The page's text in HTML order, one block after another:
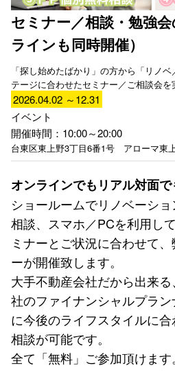
セミナー／相談・勉強
ラインも同時開催）
「探し始めたばかり」の方から「リノ
テージに合わせたセミナー／ご相談会を
2026.04.02 ～12.31
イベント
開催時間：10:00～20:00
台東区東上野3丁目6番1号 アローマ東
オンラインでもリアル対面
ショールームでリノベーシ
相談、スマホ／PCを利用し
ミナーとご状況に合わせて
ーが開催致します。
大手不動産会社だから出来
社のファイナンシャルプラ
に今後のライフスタイルに
相談が可能です。
全て「無料」ご参加頂けます。